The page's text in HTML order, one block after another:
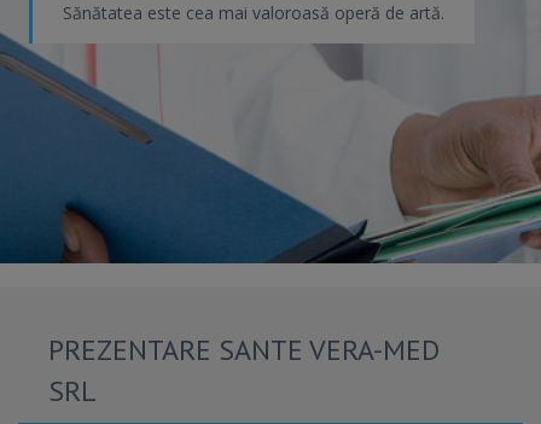
Sănătatea este cea mai valoroasă operă de artă.
PREZENTARE SANTE VERA-MED
SRL